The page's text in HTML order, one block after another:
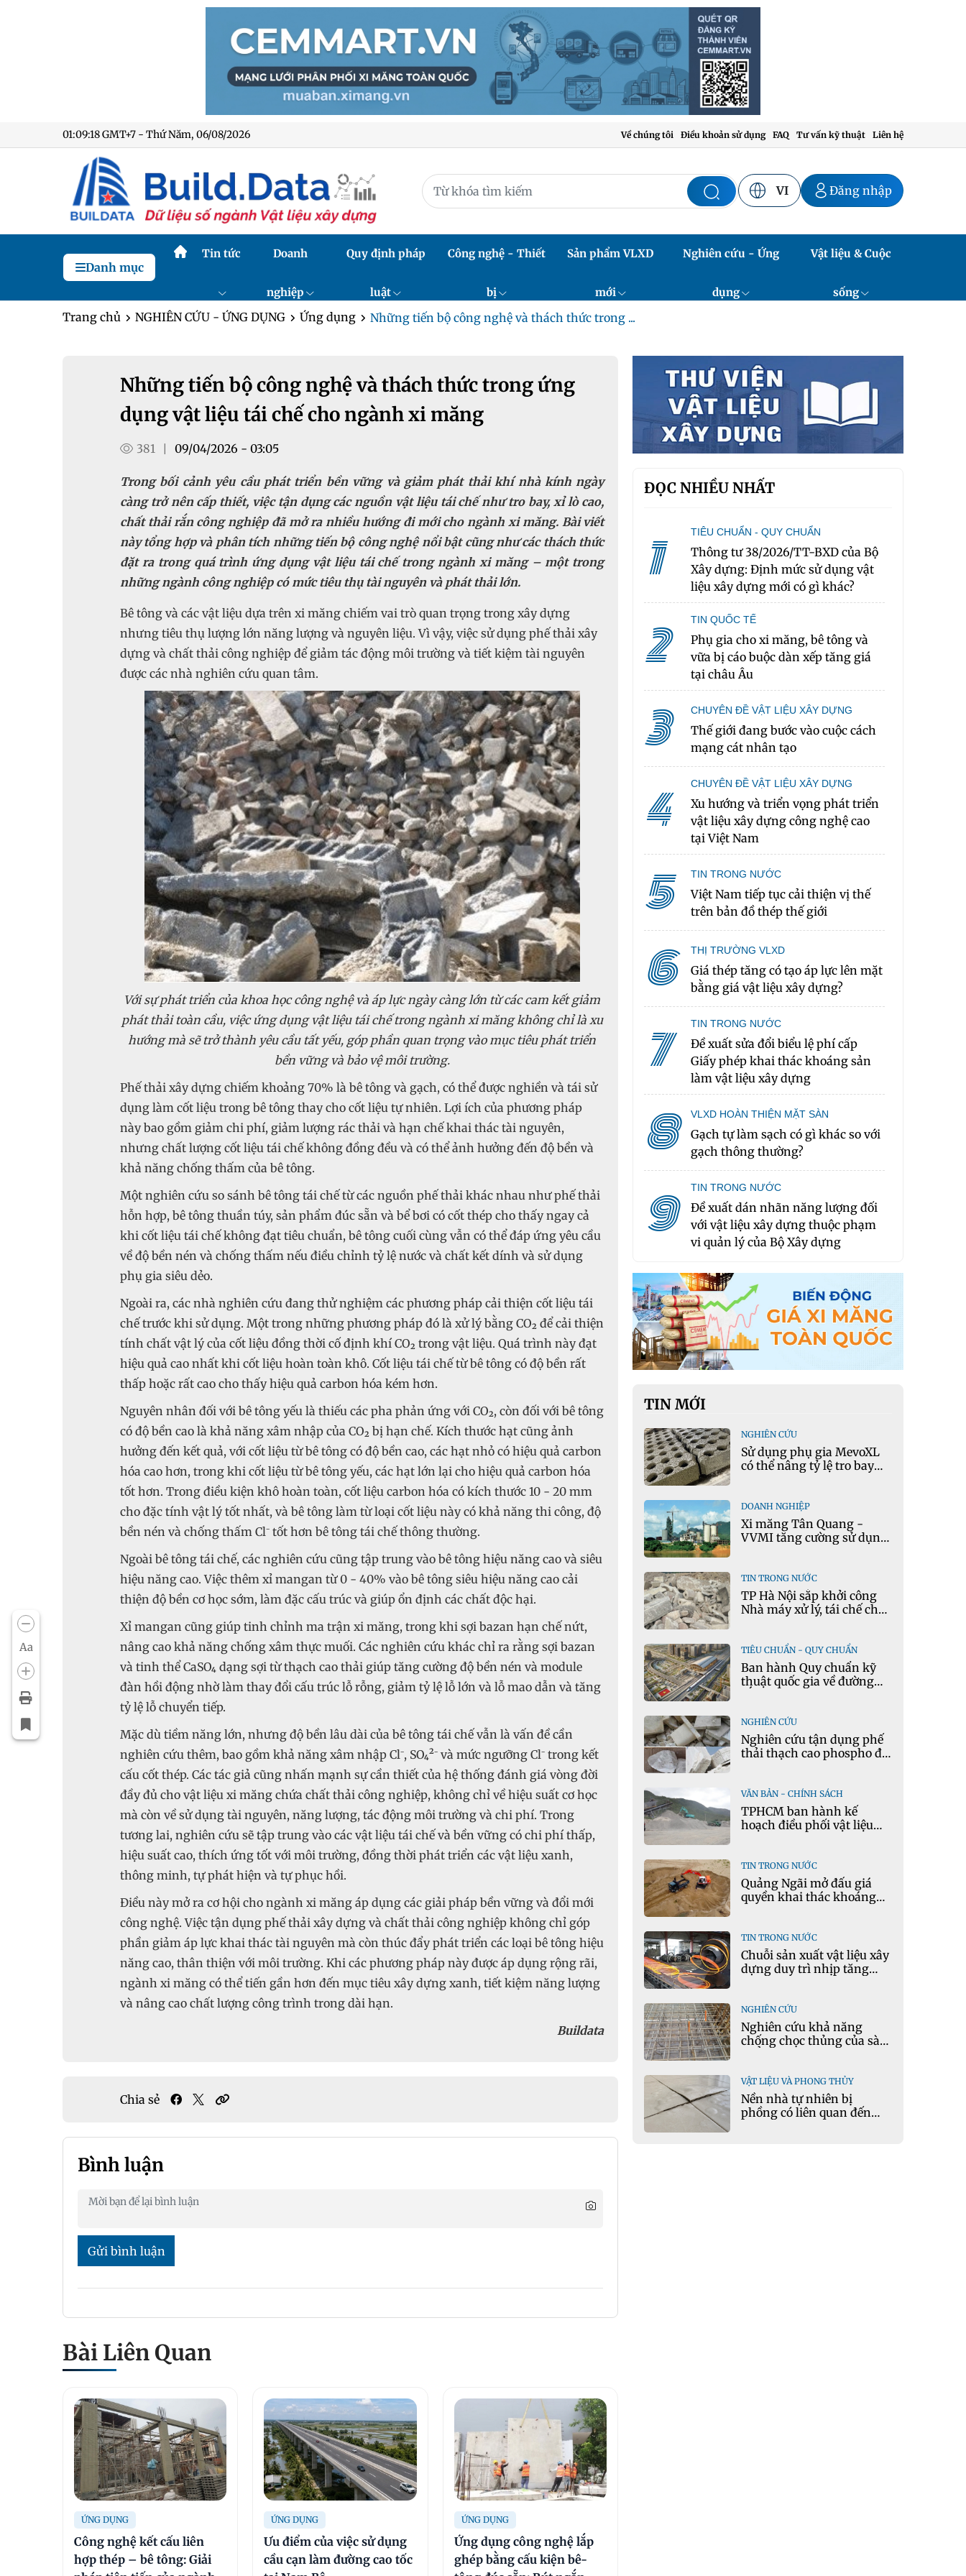
01:09:19 GMT+7 - Thứ Năm, 06/08/2026 Về chúng tôi Điều khoản sử dụng FAQ Tư vấn kỹ thuật Liên hệ
VI Đăng nhập
Danh mục
Tin tức Doanh
nghiệp
Quy định pháp
luật
Công nghệ - Thiết
bị
Sản phẩm VLXD
mới
Nghiên cứu - Ứng
dụng
Vật liệu & Cuộc
sống
Trang chủ NGHIÊN CỨU - ỨNG DỤNG Ứng dụng Những tiến bộ công nghệ và thách thức trong ...
Aa
Những tiến bộ công nghệ và thách thức trong ứng
dụng vật liệu tái chế cho ngành xi măng
381 09/04/2026 - 03:05
Trong bối cảnh yêu cầu phát triển bền vững và giảm phát thải khí nhà kính ngày
càng trở nên cấp thiết, việc tận dụng các nguồn vật liệu tái chế như tro bay, xỉ lò cao,
chất thải rắn công nghiệp đã mở ra nhiều hướng đi mới cho ngành xi măng. Bài viết
này tổng hợp và phân tích những tiến bộ công nghệ nổi bật cũng như các thách thức
đặt ra trong quá trình ứng dụng vật liệu tái chế trong ngành xi măng – một trong
những ngành công nghiệp có mức tiêu thụ tài nguyên và phát thải lớn.
Bê tông và các vật liệu dựa trên xi măng chiếm vai trò quan trọng trong xây dựng
nhưng tiêu thụ lượng lớn năng lượng và nguyên liệu. Vì vậy, việc sử dụng phế thải xây
dựng và chất thải công nghiệp để giảm tác động môi trường và tiết kiệm tài nguyên
được các nhà nghiên cứu quan tâm.
Với sự phát triển của khoa học công nghệ và áp lực ngày càng lớn từ các cam kết giảm
phát thải toàn cầu, việc ứng dụng vật liệu tái chế trong ngành xi măng không chỉ là xu
hướng mà sẽ trở thành yêu cầu tất yếu, góp phần quan trọng vào mục tiêu phát triển
bền vững và bảo vệ môi trường.
Phế thải xây dựng chiếm khoảng 70% là bê tông và gạch, có thể được nghiền và tái sử
dụng làm cốt liệu trong bê tông thay cho cốt liệu tự nhiên. Lợi ích của phương pháp
này bao gồm giảm chi phí, giảm lượng rác thải và hạn chế khai thác tài nguyên,
nhưng chất lượng cốt liệu tái chế không đồng đều và có thể ảnh hưởng đến độ bền và
khả năng chống thấm của bê tông.
Một nghiên cứu so sánh bê tông tái chế từ các nguồn phế thải khác nhau như phế thải
hỗn hợp, bê tông thuần túy, sản phẩm đúc sẵn và bể bơi có cốt thép cho thấy ngay cả
khi cốt liệu tái chế không đạt tiêu chuẩn, bê tông cuối cùng vẫn có thể đáp ứng yêu cầu
về độ bền nén và chống thấm nếu điều chỉnh tỷ lệ nước và chất kết dính và sử dụng
phụ gia siêu dẻo.
Ngoài ra, các nhà nghiên cứu đang thử nghiệm các phương pháp cải thiện cốt liệu tái
chế trước khi sử dụng. Một trong những phương pháp đó là xử lý bằng CO₂ để cải thiện
tính chất vật lý của cốt liệu đồng thời cố định khí CO₂ trong vật liệu. Quá trình này đạt
hiệu quả cao nhất khi cốt liệu hoàn toàn khô. Cốt liệu tái chế từ bê tông có độ bền rất
thấp hoặc rất cao cho thấy hiệu quả carbon hóa kém hơn.
Nguyên nhân đối với bê tông yếu là thiếu các pha phản ứng với CO₂, còn đối với bê tông
có độ bền cao là khả năng xâm nhập của CO₂ bị hạn chế. Kích thước hạt cũng ảnh
hưởng đến kết quả, với cốt liệu từ bê tông có độ bền cao, các hạt nhỏ có hiệu quả carbon
hóa cao hơn, trong khi cốt liệu từ bê tông yếu, các hạt lớn lại cho hiệu quả carbon hóa
tốt hơn. Trong điều kiện khô hoàn toàn, cốt liệu carbon hóa có kích thước 10 - 20 mm
cho đặc tính vật lý tốt nhất, và bê tông làm từ loại cốt liệu này có khả năng thi công, độ
bền nén và chống thấm Cl⁻ tốt hơn bê tông tái chế thông thường.
Ngoài bê tông tái chế, các nghiên cứu cũng tập trung vào bê tông hiệu năng cao và siêu
hiệu năng cao. Việc thêm xỉ mangan từ 0 - 40% vào bê tông siêu hiệu năng cao cải
thiện độ bền cơ học sớm, làm đặc cấu trúc và giúp ổn định các chất độc hại.
Xỉ mangan cũng giúp tinh chỉnh ma trận xi măng, trong khi sợi bazan hạn chế nứt,
nâng cao khả năng chống xâm thực muối. Các nghiên cứu khác chỉ ra rằng sợi bazan
và tinh thể CaSO₄ dạng sợi từ thạch cao thải giúp tăng cường độ bền nén và module
đàn hồi động nhờ làm thay đổi cấu trúc lỗ rỗng, giảm tỷ lệ lỗ lớn và lỗ mao dẫn và tăng
tỷ lệ lỗ chuyển tiếp.
Mặc dù tiềm năng lớn, nhưng độ bền lâu dài của bê tông tái chế vẫn là vấn đề cần
nghiên cứu thêm, bao gồm khả năng xâm nhập Cl⁻, SO₄²⁻ và mức ngưỡng Cl⁻ trong kết
cấu cốt thép. Các tác giả cũng nhấn mạnh sự cần thiết của hệ thống đánh giá vòng đời
đầy đủ cho vật liệu xi măng chứa chất thải công nghiệp, không chỉ về hiệu suất cơ học
mà còn về sử dụng tài nguyên, năng lượng, tác động môi trường và chi phí. Trong
tương lai, nghiên cứu sẽ tập trung vào các vật liệu tái chế và bền vững có chi phí thấp,
hiệu suất cao, thích ứng tốt với môi trường, đồng thời phát triển các vật liệu xanh,
thông minh, tự phát hiện và tự phục hồi.
Điều này mở ra cơ hội cho ngành xi măng áp dụng các giải pháp bền vững và đổi mới
công nghệ. Việc tận dụng phế thải xây dựng và chất thải công nghiệp không chỉ góp
phần giảm áp lực khai thác tài nguyên mà còn thúc đẩy phát triển các loại bê tông hiệu
năng cao, thân thiện với môi trường. Khi các phương pháp này được áp dụng rộng rãi,
ngành xi măng có thể tiến gần hơn đến mục tiêu xây dựng xanh, tiết kiệm năng lượng
và nâng cao chất lượng công trình trong dài hạn.
Buildata
Chia sẻ
Bình luận
Gửi bình luận
Bài Liên Quan
ỨNG DỤNG
Công nghệ kết cấu liên
hợp thép – bê tông: Giải
ỨNG DỤNG
Ưu điểm của việc sử dụng
cầu cạn làm đường cao tốc
ỨNG DỤNG
Ứng dụng công nghệ lắp
ghép bằng cấu kiện bê-
ĐỌC NHIỀU NHẤT
1 TIÊU CHUẨN - QUY CHUẨN
Thông tư 38/2026/TT-BXD của Bộ
Xây dựng: Định mức sử dụng vật
liệu xây dựng mới có gì khác?
2 TIN QUỐC TẾ
Phụ gia cho xi măng, bê tông và
vữa bị cáo buộc dàn xếp tăng giá
tại châu Âu
3 CHUYÊN ĐỀ VẬT LIỆU XÂY DỰNG
Thế giới đang bước vào cuộc cách
mạng cát nhân tạo
4 CHUYÊN ĐỀ VẬT LIỆU XÂY DỰNG
Xu hướng và triển vọng phát triển
vật liệu xây dựng công nghệ cao
tại Việt Nam
5 TIN TRONG NƯỚC
Việt Nam tiếp tục cải thiện vị thế
trên bản đồ thép thế giới
6 THỊ TRƯỜNG VLXD
Giá thép tăng có tạo áp lực lên mặt
bằng giá vật liệu xây dựng?
7 TIN TRONG NƯỚC
Đề xuất sửa đổi biểu lệ phí cấp
Giấy phép khai thác khoáng sản
làm vật liệu xây dựng
8 VLXD HOÀN THIỆN MẶT SÀN
Gạch tự làm sạch có gì khác so với
gạch thông thường?
9 TIN TRONG NƯỚC
Đề xuất dán nhãn năng lượng đối
với vật liệu xây dựng thuộc phạm
vi quản lý của Bộ Xây dựng
TIN MỚI
NGHIÊN CỨU
Sử dụng phụ gia MevoXL
có thể nâng tỷ lệ tro bay
DOANH NGHIỆP
Xi măng Tân Quang -
VVMI tăng cường sử dụng
TIN TRONG NƯỚC
TP Hà Nội sắp khởi công
Nhà máy xử lý, tái chế chất
TIÊU CHUẨN - QUY CHUẨN
Ban hành Quy chuẩn kỹ
thuật quốc gia về đường
NGHIÊN CỨU
Nghiên cứu tận dụng phế
thải thạch cao phospho để
VĂN BẢN - CHÍNH SÁCH
TPHCM ban hành kế
hoạch điều phối vật liệu
TIN TRONG NƯỚC
Quảng Ngãi mở đấu giá
quyền khai thác khoáng
TIN TRONG NƯỚC
Chuỗi sản xuất vật liệu xây
dựng duy trì nhịp tăng
NGHIÊN CỨU
Nghiên cứu khả năng
chống chọc thủng của sàn
nứt tới hạn
VẬT LIỆU VÀ PHONG THỦY
Nền nhà tự nhiên bị
phồng có liên quan đến